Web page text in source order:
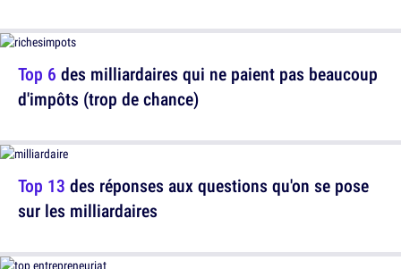
Top 13 des réponses aux questions qu'on se pose
sur les milliardaires
Top 6 des milliardaires qui ne paient pas beaucoup
d'impôts (trop de chance)